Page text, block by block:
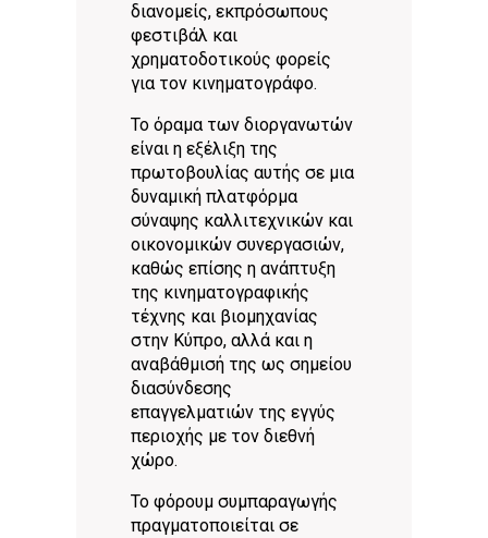
διανομείς, εκπρόσωπους
φεστιβάλ και
χρηματοδοτικούς φορείς
για τον κινηματογράφο.
Το όραμα των διοργανωτών
είναι η εξέλιξη της
πρωτοβουλίας αυτής σε μια
δυναμική πλατφόρμα
σύναψης καλλιτεχνικών και
οικονομικών συνεργασιών,
καθώς επίσης η ανάπτυξη
της κινηματογραφικής
τέχνης και βιομηχανίας
στην Κύπρο, αλλά και η
αναβάθμισή της ως σημείου
διασύνδεσης
επαγγελματιών της εγγύς
περιοχής με τον διεθνή
χώρο.
Το φόρουμ συμπαραγωγής
πραγματοποιείται σε